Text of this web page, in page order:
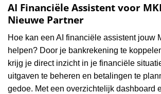
AI Financiële Assistent voor
Nieuwe Partner
Hoe kan een AI financiële assistent jouw
helpen? Door je bankrekening te
krijg je direct inzicht in je financiële
uitgaven te beheren en betalingen te
gedoe. Met een overzichtelijk dashboard